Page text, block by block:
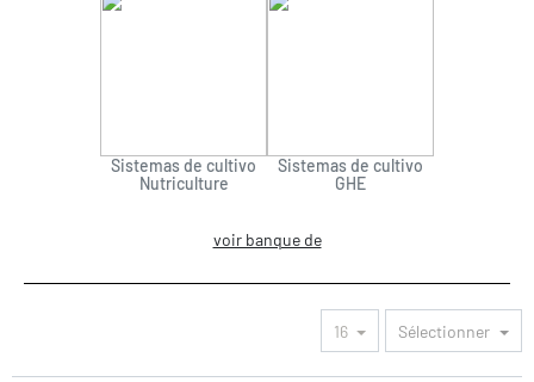
Sistemas de cultivo
Nutriculture
Sistemas de cultivo
GHE
voir banque de
16 Sélectionner